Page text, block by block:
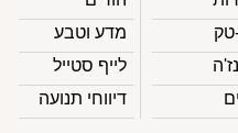
מדע וטבע
לייף סטייל
דיווחי תנועה